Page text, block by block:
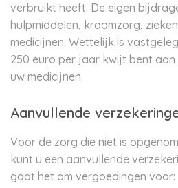
verbruikt heeft. De eigen
hulpmiddelen, kraamzorg,
medicijnen. Wettelijk is
250 euro per jaar kwijt bent
uw medicijnen.
Aanvullende
Voor de zorg die niet is
kunt u een aanvullende
gaat het om vergoedingen voor: